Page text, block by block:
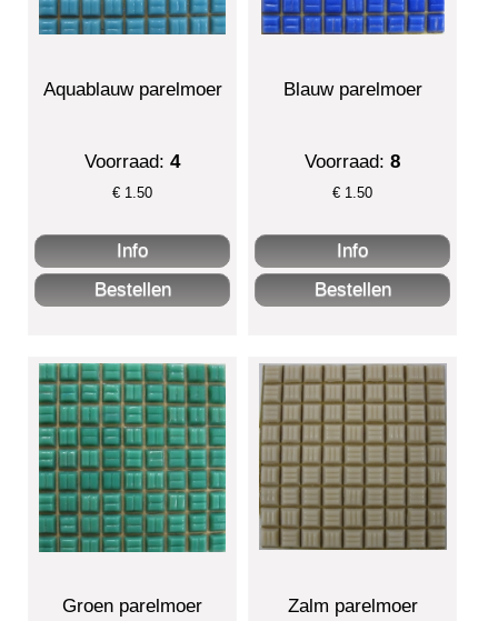
Aquablauw parelmoer
Voorraad:4
€ 1.50
Blauw parelmoer
Voorraad:8
€ 1.50
Groen parelmoer Zalm parelmoer